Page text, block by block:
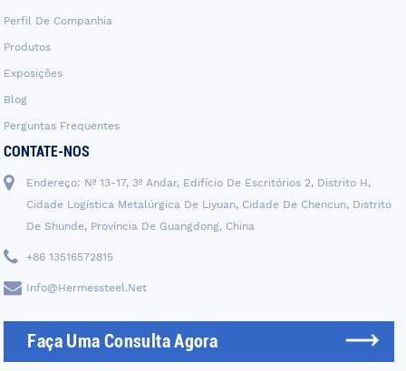
Perfil De Companhia
Produtos
Exposições
Blog
Perguntas Frequentes
CONTATE-NOS
Endereço: Nº 13-17, 3º Andar, Edifício De Escritórios 2, Distrito H,
Cidade Logística Metalúrgica De Liyuan, Cidade De Chencun, Distrito
De Shunde, Província De Guangdong, China
+86 13516572815
Info@hermessteel.net
Faça Uma Consulta Agora